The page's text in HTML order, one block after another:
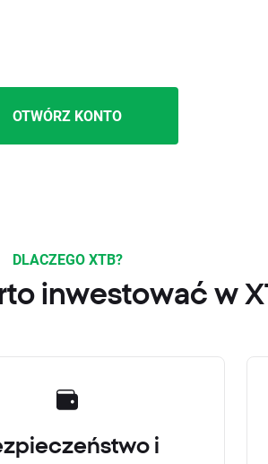
OTWÓRZ KONTO
DLACZEGO XTB?
inwestować w
i